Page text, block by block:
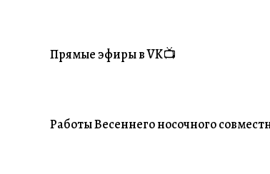
#Житуха
Прямые эфиры в VK📺
#Ваше творчество
Работы Весеннего носочного